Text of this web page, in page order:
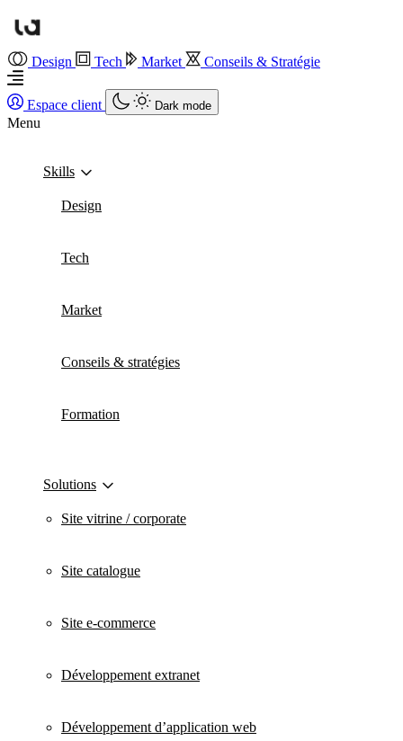
Design Tech Market Conseils & Stratégie
Espace client Dark mode
Menu
Skills
Design
Tech
Market
Conseils & stratégies
Formation
Solutions
Site vitrine / corporate
Site catalogue
Site e-commerce
Développement extranet
Développement d’application web